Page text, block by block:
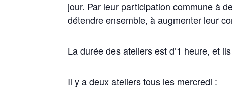
jour. Par leur participation commune à
détendre ensemble, à augmenter leur
La durée des ateliers est d’1 heure, et
Il y a deux ateliers tous les mercredi :